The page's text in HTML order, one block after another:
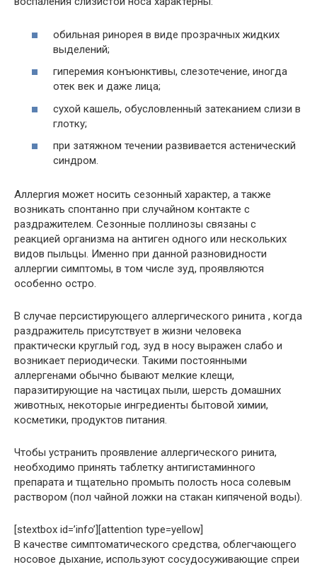
обильная ринорея в виде прозрачных жидких
выделений;
гиперемия конъюнктивы, слезотечение, иногда
отек век и даже лица;
сухой кашель, обусловленный затеканием слизи в
глотку;
при затяжном течении развивается астенический
синдром.
Аллергия может носить сезонный характер, а также
возникать спонтанно при случайном контакте с
раздражителем. Сезонные поллинозы связаны с
реакцией организма на антиген одного или нескольких
видов пыльцы. Именно при данной разновидности
аллергии симптомы, в том числе зуд, проявляются
особенно остро.
В случае персистирующего аллергического ринита , когда
раздражитель присутствует в жизни человека
практически круглый год, зуд в носу выражен слабо и
возникает периодически. Такими постоянными
аллергенами обычно бывают мелкие клещи,
паразитирующие на частицах пыли, шерсть домашних
животных, некоторые ингредиенты бытовой химии,
косметики, продуктов питания.
Чтобы устранить проявление аллергического ринита,
необходимо принять таблетку антигистаминного
препарата и тщательно промыть полость носа солевым
раствором (пол чайной ложки на стакан кипяченой воды).
[stextbox id=’info’][attention type=yellow]
В качестве симптоматического средства, облегчающего
носовое дыхание, используют сосудосуживающие спреи